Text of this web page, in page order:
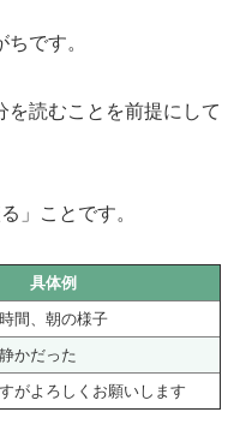
です。
を読むことを前提にして
」ことです。
具体例
間、朝の様子
かだった
がよろしくお願いします